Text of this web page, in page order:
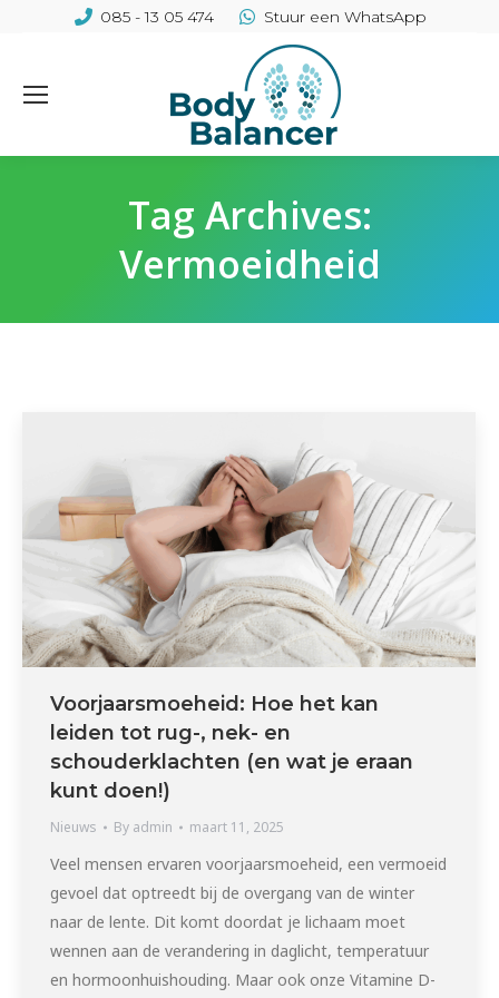
085 - 13 05 474 Stuur een WhatsApp
Tag Archives:
Vermoeidheid
Voorjaarsmoeheid: Hoe het kan
leiden tot rug-, nek- en
schouderklachten (en wat je eraan
kunt doen!)
Nieuws By admin maart 11, 2025
Veel mensen ervaren voorjaarsmoeheid, een vermoeid
gevoel dat optreedt bij de overgang van de winter
naar de lente. Dit komt doordat je lichaam moet
wennen aan de verandering in daglicht, temperatuur
en hormoonhuishouding. Maar ook onze Vitamine D-